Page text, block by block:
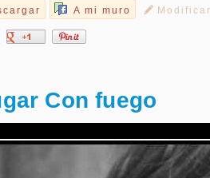
A mi muro
Con fuego